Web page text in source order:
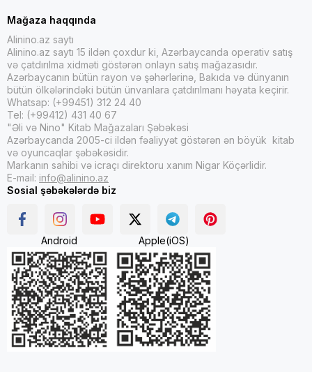
Mağaza haqqında
Alinino.az saytı
Alinino.az saytı 15 ildən çoxdur ki, Azərbaycanda operativ satış
və çatdırılma xidməti göstərən onlayn satış mağazasıdır.
Azərbaycanın bütün rayon və şəhərlərinə, Bakıda və dünyanın
bütün ölkələrindəki bütün ünvanlara çatdırılmanı həyata keçirir.
Whatsap: (+99451) 312 24 40
Tel: (+99412) 431 40 67
"Əli və Nino" Kitab Mağazaları Şəbəkəsi
Azərbaycanda 2005-ci ildən fəaliyyət göstərən ən böyük kitab
və oyuncaqlar şəbəkəsidir.
Markanın sahibi və icraçı direktoru xanım Nigar Köçərlidir.
E-mail: info@alinino.az
Sosial şəbəkələrdə biz
Android Apple(iOS)